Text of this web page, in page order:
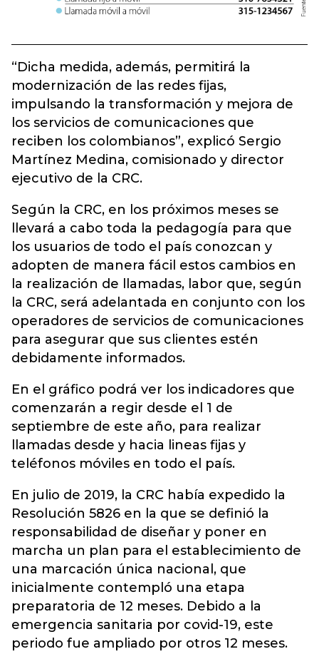
“Dicha medida, además, permitirá la
modernización de las redes fijas,
impulsando la transformación y mejora de
los servicios de comunicaciones que
reciben los colombianos”, explicó Sergio
Martínez Medina, comisionado y director
ejecutivo de la CRC.
Según la CRC, en los próximos meses se
llevará a cabo toda la pedagogía para que
los usuarios de todo el país conozcan y
adopten de manera fácil estos cambios en
la realización de llamadas, labor que, según
la CRC, será adelantada en conjunto con los
operadores de servicios de comunicaciones
para asegurar que sus clientes estén
debidamente informados.
En el gráfico podrá ver los indicadores que
comenzarán a regir desde el 1 de
septiembre de este año, para realizar
llamadas desde y hacia lineas fijas y
teléfonos móviles en todo el país.
En julio de 2019, la CRC había expedido la
Resolución 5826 en la que se definió la
responsabilidad de diseñar y poner en
marcha un plan para el establecimiento de
una marcación única nacional, que
inicialmente contempló una etapa
preparatoria de 12 meses. Debido a la
emergencia sanitaria por covid-19, este
periodo fue ampliado por otros 12 meses.